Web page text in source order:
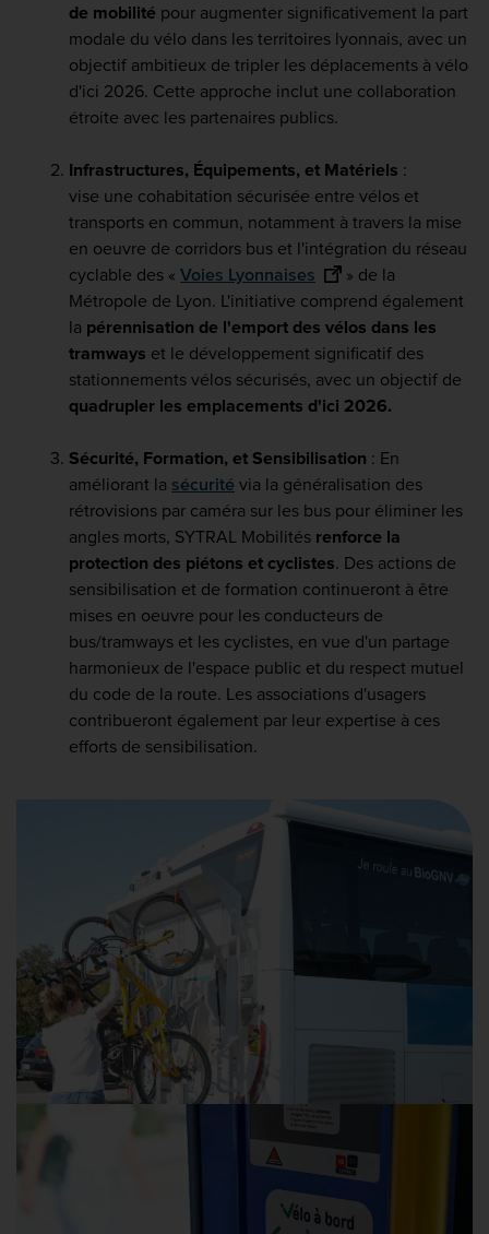
de mobilité pour augmenter significativement la part
modale du vélo dans les territoires lyonnais, avec un
objectif ambitieux de tripler les déplacements à vélo
d'ici 2026. Cette approche inclut une collaboration
étroite avec les partenaires publics.
Infrastructures, Équipements, et Matériels :
vise une cohabitation sécurisée entre vélos et
transports en commun, notamment à travers la mise
en oeuvre de corridors bus et l'intégration du réseau
cyclable des « Voies Lyonnaises
» de la
Métropole de Lyon. L'initiative comprend également
la pérennisation de l'emport des vélos dans les
tramways et le développement significatif des
stationnements vélos sécurisés, avec un objectif de
quadrupler les emplacements d'ici 2026.
Sécurité, Formation, et Sensibilisation : En
améliorant la sécurité via la généralisation des
rétrovisions par caméra sur les bus pour éliminer les
angles morts, SYTRAL Mobilités renforce la
protection des piétons et cyclistes. Des actions de
sensibilisation et de formation continueront à être
mises en oeuvre pour les conducteurs de
bus/tramways et les cyclistes, en vue d'un partage
harmonieux de l'espace public et du respect mutuel
du code de la route. Les associations d'usagers
contribueront également par leur expertise à ces
efforts de sensibilisation.